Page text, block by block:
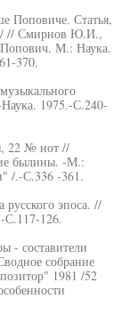
Поповиче. Статья,
// Смирнов Ю.И.,
М.: Наука.
370.
1975.-С.240-
22 № нот //
былины. -М.:
/.-С.336 -361.
эпоса. //
126.
- составители
собрание
1981 /52